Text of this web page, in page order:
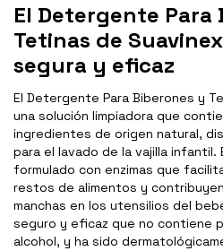
El Detergente Para
Tetinas de
segura y eficaz
El Detergente Para Biberones y
una solución limpiadora que
ingredientes de origen natural,
para el lavado de la vajilla
formulado con enzimas que
restos de alimentos y
manchas en los utensilios del
seguro y eficaz que no contiene
alcohol, y ha sido